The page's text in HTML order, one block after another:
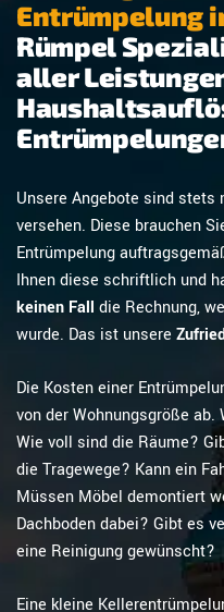
Entrümpelung
Rümpel
aller
Unsere Angebote sind stets
versehen. Diese brauchen
Entrümpelung
Ihnen diese schriftlich und
keinen Fall die Rechnung,
wurde. Das ist unsere
Die Kosten einer
von der Wohnungsgröße
Wie voll sind die Räume?
die Tragewege? Kann ein
Müssen Möbel demontiert
Dachboden dabei? Gibt es
eine Reinigung gewünscht?
Eine kleine